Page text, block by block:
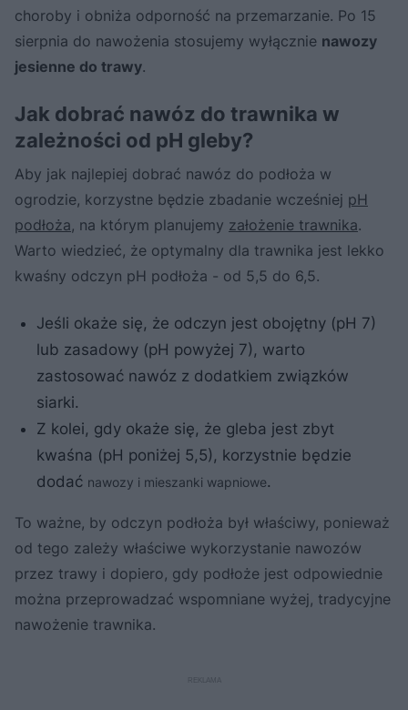
choroby i obniża odporność na przemarzanie. Po 15
sierpnia do nawożenia stosujemy wyłącznie nawozy
jesienne do trawy.
Jak dobrać nawóz do trawnika w
zależności od pH gleby?
Aby jak najlepiej dobrać nawóz do podłoża w
ogrodzie, korzystne będzie zbadanie wcześniej pH
podłoża, na którym planujemy założenie trawnika.
Warto wiedzieć, że optymalny dla trawnika jest lekko
kwaśny odczyn pH podłoża - od 5,5 do 6,5.
Jeśli okaże się, że odczyn jest obojętny (pH 7)
lub zasadowy (pH powyżej 7), warto
zastosować nawóz z dodatkiem związków
siarki.
Z kolei, gdy okaże się, że gleba jest zbyt
kwaśna (pH poniżej 5,5), korzystnie będzie
dodać nawozy i mieszanki wapniowe.
To ważne, by odczyn podłoża był właściwy, ponieważ
od tego zależy właściwe wykorzystanie nawozów
przez trawy i dopiero, gdy podłoże jest odpowiednie
można przeprowadzać wspomniane wyżej, tradycyjne
nawożenie trawnika.